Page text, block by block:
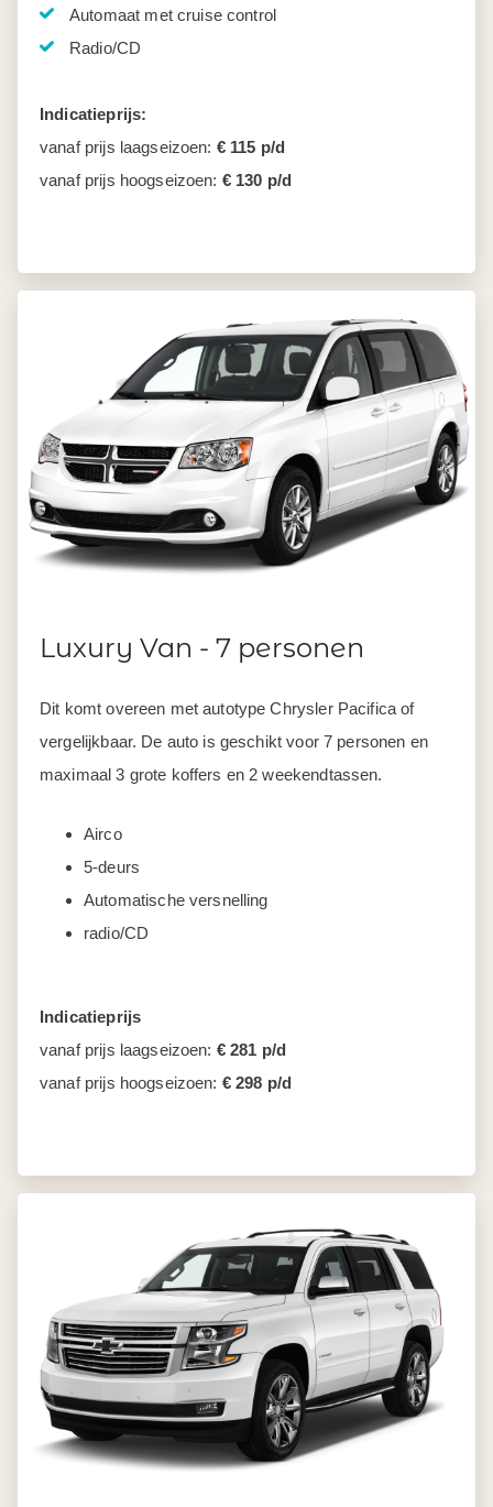
Automaat met cruise control
Radio/CD
Indicatieprijs:
vanaf prijs laagseizoen: € 115 p/d
vanaf prijs hoogseizoen: € 130 p/d
Luxury Van - 7 personen
Dit komt overeen met autotype Chrysler Pacifica of
vergelijkbaar. De auto is geschikt voor 7 personen en
maximaal 3 grote koffers en 2 weekendtassen.
Airco
5-deurs
Automatische versnelling
radio/CD
Indicatieprijs
vanaf prijs laagseizoen: € 281 p/d
vanaf prijs hoogseizoen: € 298 p/d